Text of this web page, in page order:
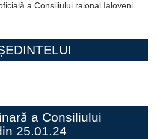
a Consiliului raional Ialoveni.
a Consiliului
25.01.24